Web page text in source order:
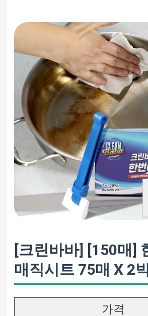
[크린바바] [150매]
매직시트 75매 X 2
가격